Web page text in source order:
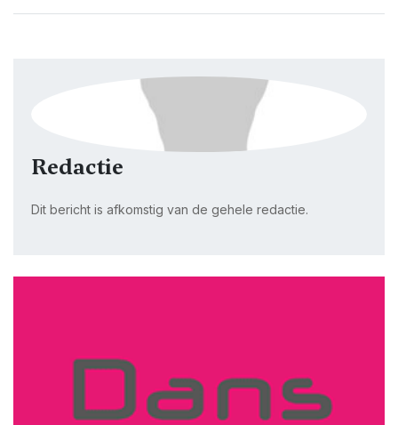
Redactie
Dit bericht is afkomstig van de gehele redactie.